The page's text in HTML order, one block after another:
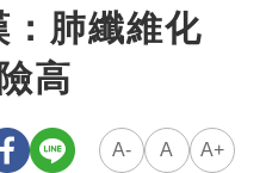
：肺纖維化
高
A- A A+